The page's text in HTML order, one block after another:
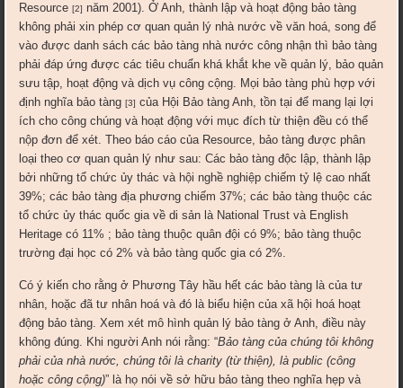
Resource[2] năm 2001). Ở Anh, thành lập và hoạt động bảo tàng
không phải xin phép cơ quan quản lý nhà nước về văn hoá, song để
vào được danh sách các bảo tàng nhà nước công nhận thì bảo tàng
phải đáp ứng được các tiêu chuẩn khá khắt khe về quản lý, bảo quản
sưu tập, hoạt động và dịch vụ công cộng. Mọi bảo tàng phù hợp với
định nghĩa bảo tàng[3] của Hội Bảo tàng Anh, tồn tại để mang lại lợi
ích cho công chúng và hoạt động với mục đích từ thiện đều có thể
nộp đơn để xét. Theo báo cáo của Resource, bảo tàng được phân
loại theo cơ quan quản lý như sau: Các bảo tàng độc lập, thành lập
bởi những tổ chức ủy thác và hội nghề nghiệp chiếm tỷ lệ cao nhất
39%; các bảo tàng địa phương chiếm 37%; các bảo tàng thuộc các
tổ chức ủy thác quốc gia về di sản là National Trust và English
Heritage có 11% ; bảo tàng thuộc quân đội có 9%; bảo tàng thuộc
trường đại học có 2% và bảo tàng quốc gia có 2%.
Có ý kiến cho rằng ở Phương Tây hầu hết các bảo tàng là của tư
nhân, hoặc đã tư nhân hoá và đó là biểu hiện của xã hội hoá hoạt
động bảo tàng. Xem xét mô hình quản lý bảo tàng ở Anh, điều này
không đúng. Khi người Anh nói rằng: “Bảo tàng của chúng tôi không
phải của nhà nước, chúng tôi là charity (từ thiện), là public (công
hoặc công cộng)” là họ nói về sở hữu bảo tàng theo nghĩa hẹp và